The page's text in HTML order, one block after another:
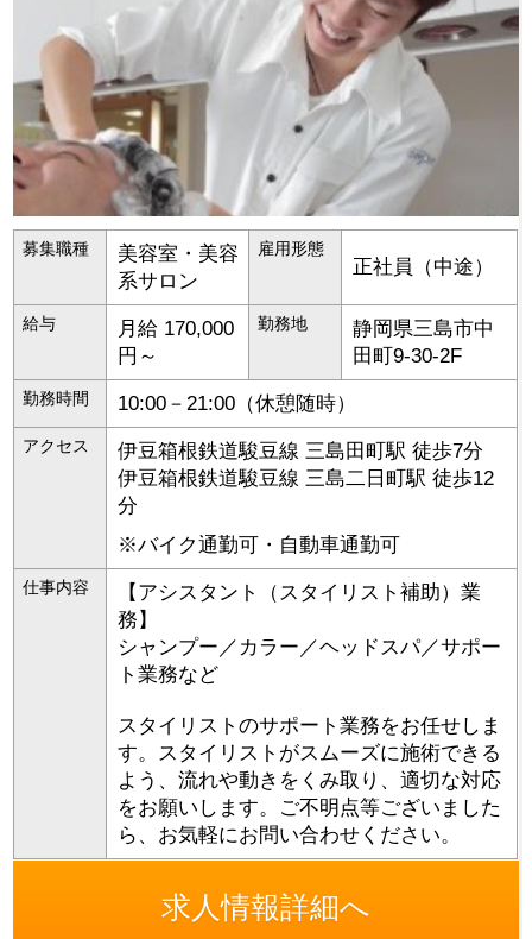
募集職種
美容室・美容
系サロン
雇用形態
正社員（中途）
給与
月給 170,000
円～
勤務地 静岡県三島市中
田町9-30-2F
勤務時間 10:00－21:00（休憩随時）
アクセス
伊豆箱根鉄道駿豆線 三島田町駅 徒歩7分
伊豆箱根鉄道駿豆線 三島二日町駅 徒歩12
分
※バイク通勤可・自動車通勤可
仕事内容
【アシスタント（スタイリスト補助）業
務】
シャンプー／カラー／ヘッドスパ／サポー
ト業務など
スタイリストのサポート業務をお任せしま
す。スタイリストがスムーズに施術できる
よう、流れや動きをくみ取り、適切な対応
をお願いします。ご不明点等ございました
ら、お気軽にお問い合わせください。
求人情報詳細へ